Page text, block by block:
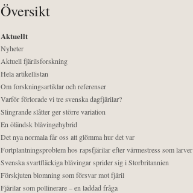
Översikt
Aktuellt
Nyheter
Aktuell fjärilsforskning
Hela artikellistan
Om forskningsartiklar och referenser
Varför förlorade vi tre svenska dagfjärilar?
Slingrande slåtter ger större variation
En öländsk blåvingehybrid
Det nya normala får oss att glömma hur det var
Fortplantningsproblem hos rapsfjärilar efter värmestress som larver
Svenska svartfläckiga blåvingar sprider sig i Storbritannien
Förskjuten blomning som försvar mot fjäril
Fjärilar som pollinerare – en laddad fråga